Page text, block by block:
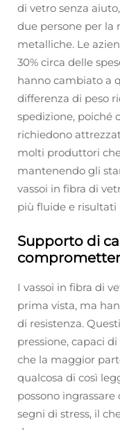
di vetro senza
due persone per
metalliche. Le
30% circa delle
hanno cambiato a
differenza di peso
spedizione, poiché
richiedono
molti produttori
mantenendo gli
vassoi in fibra di
più fluide e
Supporto di
I vassoi in fibra di
prima vista, ma
di resistenza.
pressione, capaci
che la maggior
qualcosa di così
possono
segni di stress, il